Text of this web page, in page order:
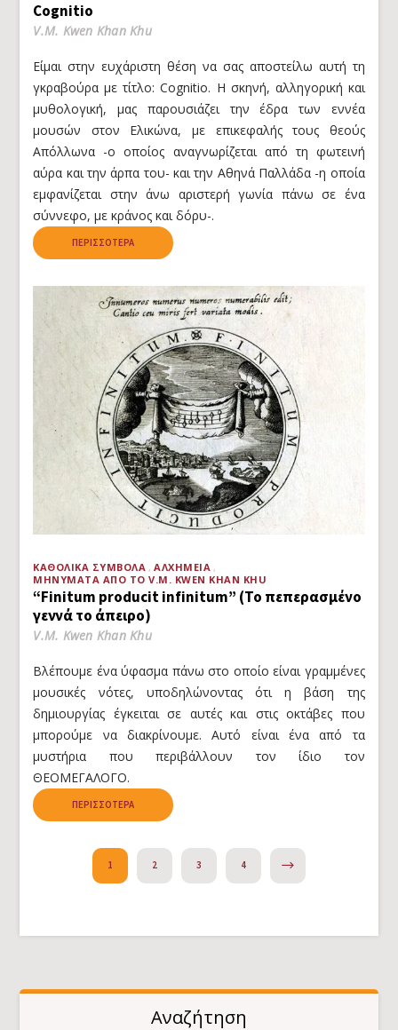
Cognitio
V.M. Kwen Khan Khu
Είμαι στην ευχάριστη θέση να σας αποστείλω αυτή τη
γκραβούρα με τίτλο: Cognitio. Η σκηνή, αλληγορική και
μυθολογική, μας παρουσιάζει την έδρα των εννέα
μουσών στον Ελικώνα, με επικεφαλής τους θεούς
Απόλλωνα -ο οποίος αναγνωρίζεται από τη φωτεινή
αύρα και την άρπα του- και την Αθηνά Παλλάδα -η οποία
εμφανίζεται στην άνω αριστερή γωνία πάνω σε ένα
σύννεφο, με κράνος και δόρυ-.
ΠΕΡΙΣΣΌΤΕΡΑ
ΚΑΘΟΛΙΚΆ ΣΎΜΒΟΛΑ
ΑΛΧΗΜΕΊΑ
ΜΗΝΎΜΑΤΑ ΑΠΌ ΤΟ V.M. KWEN KHAN KHU
“Finitum producit infinitum” (Το πεπερασμένο
γεννά το άπειρο)
V.M. Kwen Khan Khu
Βλέπουμε ένα ύφασμα πάνω στο οποίο είναι γραμμένες
μουσικές νότες, υποδηλώνοντας ότι η βάση της
δημιουργίας έγκειται σε αυτές και στις οκτάβες που
μπορούμε να διακρίνουμε. Αυτό είναι ένα από τα
μυστήρια που περιβάλλουν τον ίδιο τον
ΘΕΟΜΕΓΑΛΟΓΟ.
ΠΕΡΙΣΣΌΤΕΡΑ
1 2 3 4
Αναζήτηση